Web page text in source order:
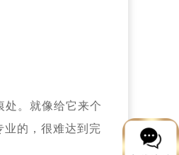
。就像给它来个
业的，很难达到完